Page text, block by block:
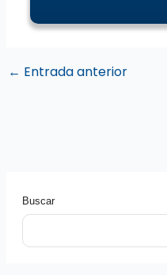
← Entrada anterior
Buscar